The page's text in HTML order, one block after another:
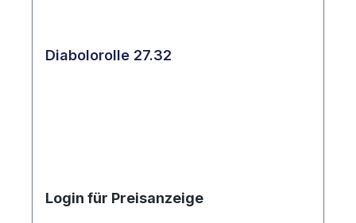
Diabolorolle 27.32
Login für Preisanzeige